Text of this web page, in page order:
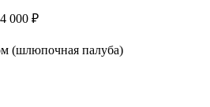
000 ₽
(шлюпочная палуба)